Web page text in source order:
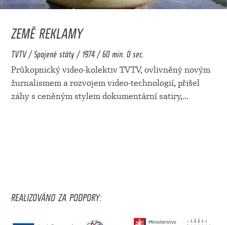
ZEMĚ REKLAMY
TVTV / Spojené státy / 1974 / 60 min. 0 sec.
Průkopnický video-kolektiv TVTV, ovlivněný novým
žurnalismem a rozvojem video-technologií, přišel
záhy s ceněným stylem dokumentární satiry,...
REALIZOVÁNO ZA PODPORY: